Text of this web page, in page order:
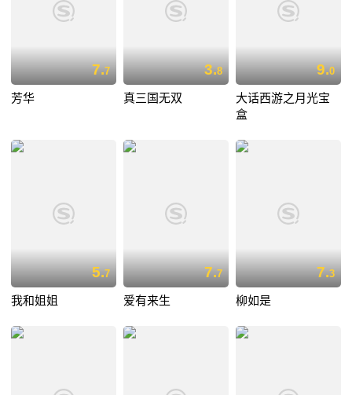
7.7
芳华
3.8
真三国无双
9.0
大话西游之月光宝
盒
5.7
我和姐姐
7.7
爱有来生
7.3
柳如是